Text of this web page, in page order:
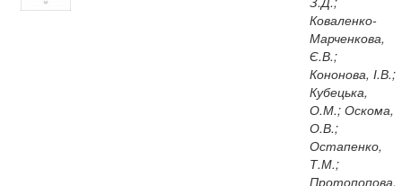
Коваленко-
Марченкова,
Є.В.;
Кононова, І.В.;
Кубецька,
О.М.; Оскома,
О.В.;
Остапенко,
Т.М.;
Протопопова,